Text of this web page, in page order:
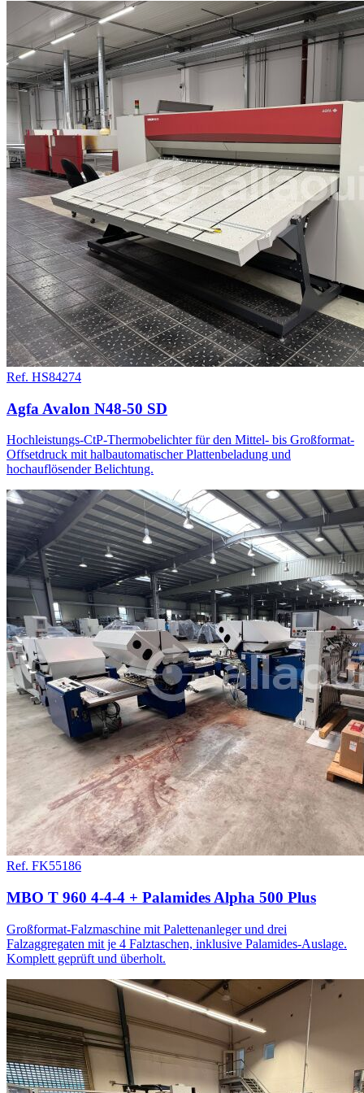
Ref. HS84274
Agfa Avalon N48-50 SD
Hochleistungs-CtP-Thermobelichter für den Mittel- bis Großformat-
Offsetdruck mit halbautomatischer Plattenbeladung und
hochauflösender Belichtung.
Ref. FK55186
MBO T 960 4-4-4 + Palamides Alpha 500 Plus
Großformat-Falzmaschine mit Palettenanleger und drei
Falzaggregaten mit je 4 Falztaschen, inklusive Palamides-Auslage.
Komplett geprüft und überholt.